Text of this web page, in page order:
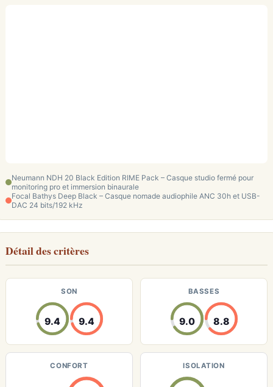
Neumann NDH 20 Black Edition RIME Pack – Casque studio fermé pour
monitoring pro et immersion binaurale
Focal Bathys Deep Black – Casque nomade audiophile ANC 30h et USB-
DAC 24 bits/192 kHz
Détail des critères
SON
9.4 9.4
BASSES
9.0 8.8
CONFORT ISOLATION